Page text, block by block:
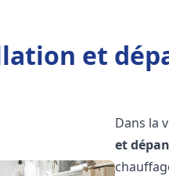
et
Dans la
et